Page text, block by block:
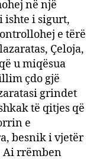
në një
ishte i sigurt,
e tërë
Çeloja,
u miqësua
çdo gjë
grindet
të qitjes që
e
besnik i vjetër
Ai rrëmben